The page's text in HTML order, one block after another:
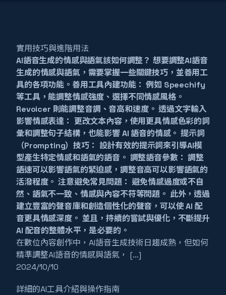
實用技巧與進階用法
AI語音生成的情感與語氣該如何調整？ 想要調整AI語音
生成的情感與語氣，需要掌握一些關鍵技巧，並善用工
具的各項功能。善用工具內建功能： 例如 Speechify
等工具，能調整情感強度、選擇不同情感風格。
Revoicer 則能調整音調、音高和速度。 透過文字輸入
影響情感表達： 更改文本內容，使用更具情感色彩的詞
彙和調整句子結構，也能影響 AI 語音的情感。 提示詞
（Prompting）技巧： 設計有效的提示詞來引導AI模
型產生特定情感和語氣的語音。 調整語音參數： 調整
語速可以影響語氣的緊迫感，調整音高可以影響語氣的
活潑程度。 注意避免常見問題： 避免情感過度或不自
然、語氣不一致、情感與內容不符等問題。 此外，透過
建立豐富的聲音庫和創造個性化的聲音，可以使 AI 配
音更具情感深度。 並且，持續的嘗試與優化，不斷提升
AI 配音的整體水平，是必要的。
在數位內容創作中，AI語音生成技術日趨成熟，但如何
精準調整AI語音的情感與語氣， […]
2024/10/10
詳細的AI工具介紹與操作指南